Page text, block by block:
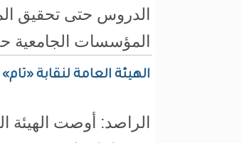
الدروس حتى تحقيق
المؤسسات الجامعية
الهيئة العامة لنقابة
الراصد: أوصت الهيئة